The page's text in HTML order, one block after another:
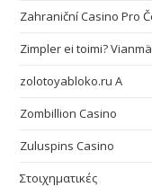
Zahraniční Casino Pro
Zimpler ei toimi?
zolotoyabloko.ru A
Zombillion Casino
Zuluspins Casino
Στοιχηματικές